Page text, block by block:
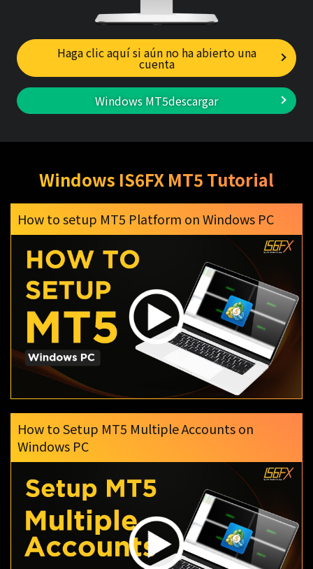
Haga clic aquí si aún no ha abierto una
cuenta
Windows MT5descargar
Windows IS6FX MT5 Tutorial
How to setup MT5 Platform on Windows PC
How to Setup MT5 Multiple Accounts on
Windows PC